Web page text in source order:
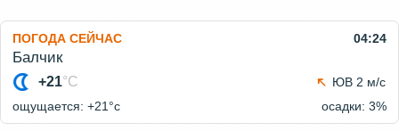
ПОГОДА СЕЙЧАС 04:24
Балчик
+21°C
ЮВ 2 м/с
ощущается: +21°c
осадки: 3%